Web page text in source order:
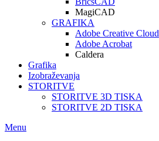
MagiCAD
GRAFIKA
Adobe Creative Cloud
Adobe Acrobat
Caldera
Grafika
Izobraževanja
STORITVE
STORITVE 3D TISKA
STORITVE 2D TISKA
Menu